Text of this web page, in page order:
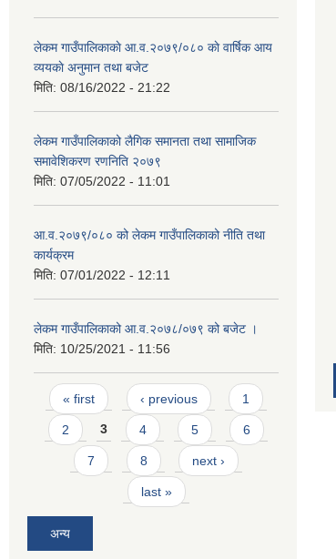
लेकम गाउँपालिकाकाे आ.व.२०७९/०८० काे वार्षिक आय
व्ययकाे अनुमान तथा बजेट
मिति: 08/16/2022 - 21:22
लेकम गाउँपालिकाको लैगिक समानता तथा सामाजिक
समावेशिकरण रणनिति २०७९
मिति: 07/05/2022 - 11:01
आ.व.२०७९/०८० को लेकम गाउँपालिकाको नीति तथा
कार्यक्रम
मिति: 07/01/2022 - 12:11
लेकम गाउँपालिकाको आ.व.२०७८/०७९ को बजेट ।
मिति: 10/25/2021 - 11:56
Pages
« first ‹ previous 1
2 3 4 5 6
7 8 next ›
last »
अन्य